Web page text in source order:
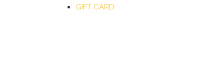
GIFT CARD